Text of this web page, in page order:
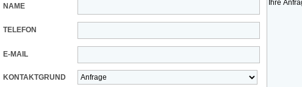
NAME
TELEFON
E-MAIL
KONTAKTGRUND